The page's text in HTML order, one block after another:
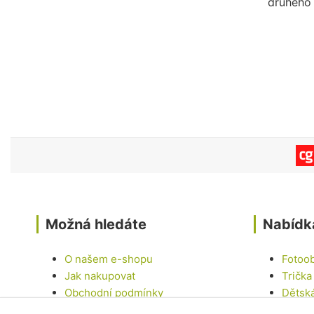
Možná hledáte
O našem e-shopu
Jak nakupovat
Obchodní podmínky
Trička